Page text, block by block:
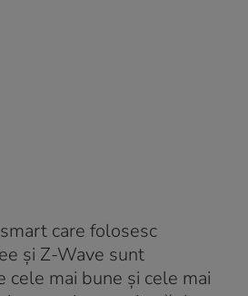
care folosesc
și Z-Wave sunt
cele mai bune și cele mai